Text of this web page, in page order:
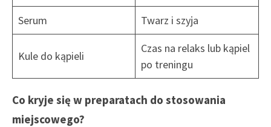
Serum
Twarz i szyja
Kule do kąpieli
Czas na relaks lub kąpiel
po treningu
Co kryje się w preparatach do stosowania
miejscowego?